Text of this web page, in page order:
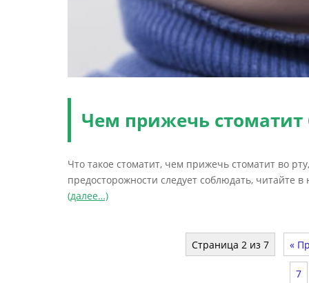
Чем прижечь стоматит
Что такое стоматит, чем прижечь стоматит во
предосторожности следует соблюдать, читайте в
(далее…)
Страница 2 из 7 «
7